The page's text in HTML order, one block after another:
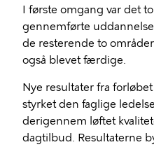
I første omgang var det
gennemførte
de resterende to
også blevet færdige.
Nye resultater fra
styrket den faglige
derigennem løftet
dagtilbud. Resultaterne